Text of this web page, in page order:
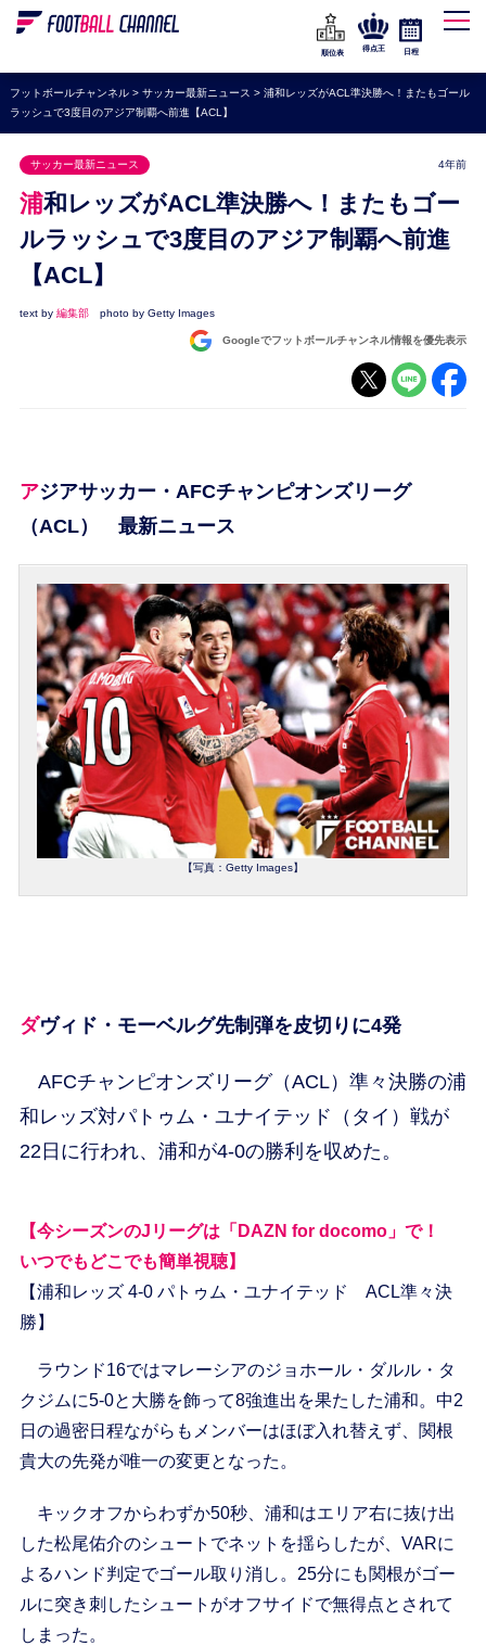
WEリーグ
海外サッカー
プレミアリーグ
ラ・リーガ
セリエA
ブンデスリーガ
UEFA
ナショナルチーム
順位表
得点王 日程
フットボールチャンネル> サッカー最新ニュース > 浦和レッズがACL準決勝へ！またもゴール
ラッシュで3度目のアジア制覇へ前進【ACL】
サッカー最新ニュース 4年前
浦和レッズがACL準決勝へ！またもゴー
ルラッシュで3度目のアジア制覇へ前進
【ACL】
text by 編集部 photo by Getty Images
Googleでフットボールチャンネル情報を優先表示
アジアサッカー・AFCチャンピオンズリーグ
（ACL） 最新ニュース
【写真：Getty Images】
ダヴィド・モーベルグ先制弾を皮切りに4発
AFCチャンピオンズリーグ（ACL）準々決勝の浦
和レッズ対パトゥム・ユナイテッド（タイ）戦が
22日に行われ、浦和が4-0の勝利を収めた。
【今シーズンのJリーグは「DAZN for docomo」で！
いつでもどこでも簡単視聴】
【浦和レッズ 4-0 パトゥム・ユナイテッド ACL準々決
勝】
ラウンド16ではマレーシアのジョホール・ダルル・タ
クジムに5-0と大勝を飾って8強進出を果たした浦和。中2
日の過密日程ながらもメンバーはほぼ入れ替えず、関根
貴大の先発が唯一の変更となった。
キックオフからわずか50秒、浦和はエリア右に抜け出
した松尾佑介のシュートでネットを揺らしたが、VARに
よるハンド判定でゴール取り消し。25分にも関根がゴー
ルに突き刺したシュートがオフサイドで無得点とされて
しまった。